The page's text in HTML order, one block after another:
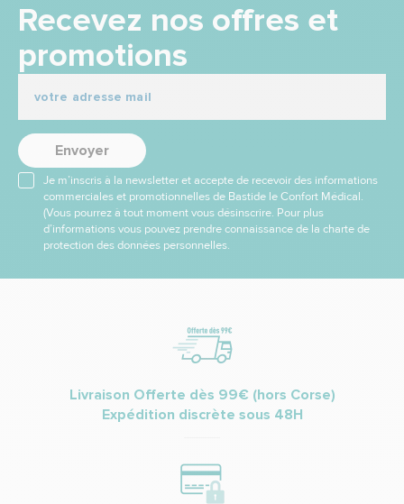
Recevez nos offres et
promotions
Envoyer
Je m’inscris à la newsletter et accepte de recevoir des informations
commerciales et promotionnelles de Bastide le Confort Médical.
(Vous pourrez à tout moment vous désinscrire. Pour plus
d’informations vous pouvez prendre connaissance de la charte de
protection des données personnelles.
Livraison Offerte dès 99€ (hors Corse)
Expédition discrète sous 48H